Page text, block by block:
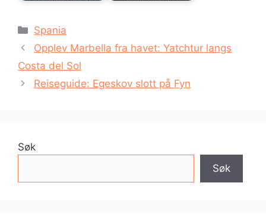
Kategorier
Spania
Opplev Marbella fra havet: Yatchtur langs
Costa del Sol
Reiseguide: Egeskov slott på Fyn
Søk
Søk